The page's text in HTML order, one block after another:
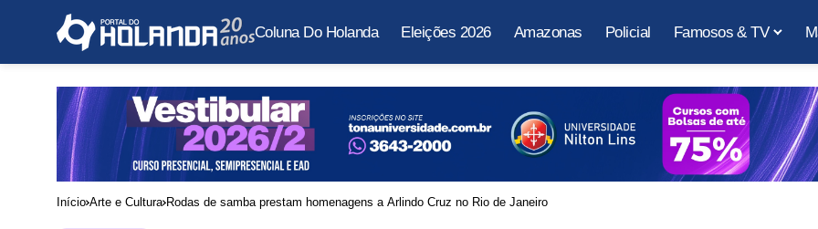
Coluna Do Holanda Eleições 2026 Amazonas Policial Famosos & TV
Início Arte e Cultura Rodas de samba prestam homenagens a Arlindo Cruz no Rio de Janeiro